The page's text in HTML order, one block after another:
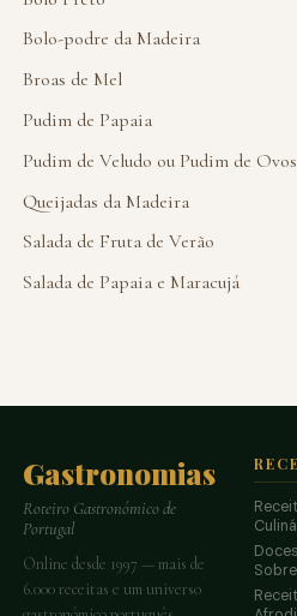
Bolo-podre da Madeira
Broas de Mel
Pudim de Papaia
Pudim de Veludo ou Pudim de Ovos
Queijadas da Madeira
Salada de Fruta de Verão
Salada de Papaia e Maracujá
Gastronomias
Roteiro Gastronómico de
Portugal
Online desde 1997 — mais de
6.000 receitas e um universo